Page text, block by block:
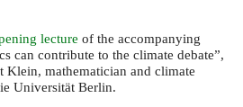
lecture of the accompanying
can contribute to the climate debate”,
Klein, mathematician and climate
Universität Berlin.